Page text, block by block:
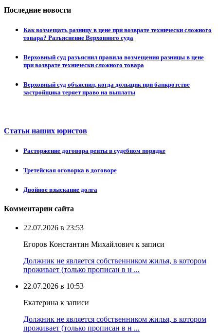
Последние новости
Как возмещать разницу в цене при возврате технически сложного
товара? Разъяснение Верховного суда
Верховный суд разъяснил правила возмещения разницы в цене
при возврате технически сложного товара
Верховный суд объяснил, когда дольщик при банкротстве
застройщика теряет право на выплаты
Статьи наших юристов
Расторжение договора ренты в судебном порядке
Третейская оговорка в договоре
Двойное взыскание долга
Комментарии сайта
22.07.2026 в 23:53
Егоров Константин Михайлович к записи
Должник не является собственником жилья, в котором
проживает (только прописан в н ...
22.07.2026 в 10:53
Екатерина к записи
Должник не является собственником жилья, в котором
проживает (только прописан в н ...